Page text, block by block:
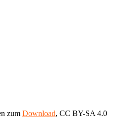
zum Download, CC BY-SA 4.0